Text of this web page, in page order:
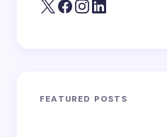
FEATURED POSTS